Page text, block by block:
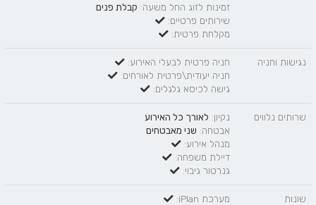
זמינות לזוג החל משעה: קבלת פנים
שירותים פרטיים:
מקלחת פרטית:
נגישות וחניה
חניה פרטית לבעלי האירוע:
חניה יעודית\פרטית לאורחים:
גישה לכיסא גלגלים:
שרותים נלווים נקיון: לאורך כל האירוע
אבטחה: שני מאבטחים
מנהל אירוע:
דיילת משפחה:
גנרטור גיבוי:
שונות מערכת iPlan: